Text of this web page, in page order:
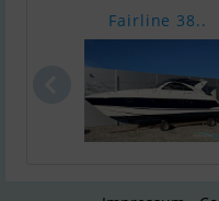
Fairline 38..